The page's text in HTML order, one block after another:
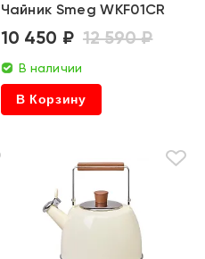
Чайник Smeg WKF01CR
10 450 ₽ 12 590 ₽
В наличии
В Корзину